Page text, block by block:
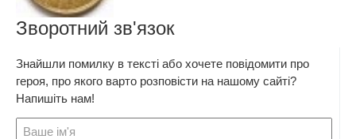
Зворотний зв'язок
Знайшли помилку в тексті або хочете повідомити про
героя, про якого варто розповісти на нашому сайті?
Напишіть нам!